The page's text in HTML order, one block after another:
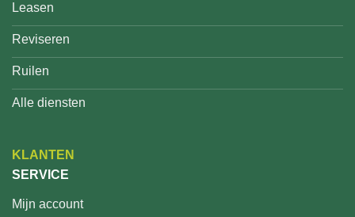
Leasen
Reviseren
Ruilen
Alle diensten
KLANTEN
SERVICE
Mijn account